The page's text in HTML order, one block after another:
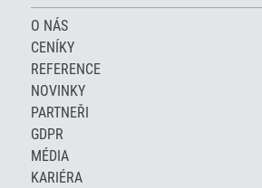
O NÁS
CENÍKY
REFERENCE
NOVINKY
PARTNEŘI
GDPR
MÉDIA
KARIÉRA